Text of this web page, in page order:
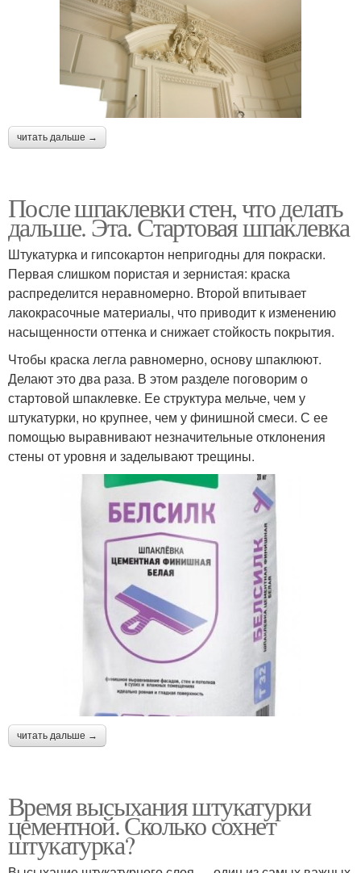
читать дальше →
После шпаклевки стен, что делать
дальше. Эта. Стартовая шпаклевка
Штукатурка и гипсокартон непригодны для покраски.
Первая слишком пористая и зернистая: краска
распределится неравномерно. Второй впитывает
лакокрасочные материалы, что приводит к изменению
насыщенности оттенка и снижает стойкость покрытия.
Чтобы краска легла равномерно, основу шпаклюют.
Делают это два раза. В этом разделе поговорим о
стартовой шпаклевке. Ее структура мельче, чем у
штукатурки, но крупнее, чем у финишной смеси. С ее
помощью выравнивают незначительные отклонения
стены от уровня и заделывают трещины.
читать дальше →
Время высыхания штукатурки
цементной. Сколько сохнет
штукатурка?